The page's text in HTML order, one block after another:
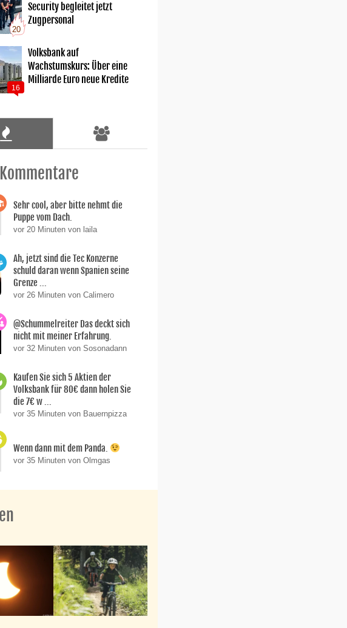
20
Security begleitet jetzt
Zugpersonal
16
Volksbank auf
Wachstumskurs: Über eine
Milliarde Euro neue Kredite
Sehr cool, aber bitte nehmt die
Puppe vom Dach.
vor 20 Minuten von laila
Ah, jetzt sind die Tec Konzerne
schuld daran wenn Spanien seine
Grenze ...
vor 26 Minuten von Calimero
@Schummelreiter Das deckt sich
nicht mit meiner Erfahrung.
vor 32 Minuten von Sosonadann
Kaufen Sie sich 5 Aktien der
Volksbank für 80€ dann holen Sie
die 7€ w ...
vor 35 Minuten von Bauernpizza
Wenn dann mit dem Panda.
vor 35 Minuten von Olmgas